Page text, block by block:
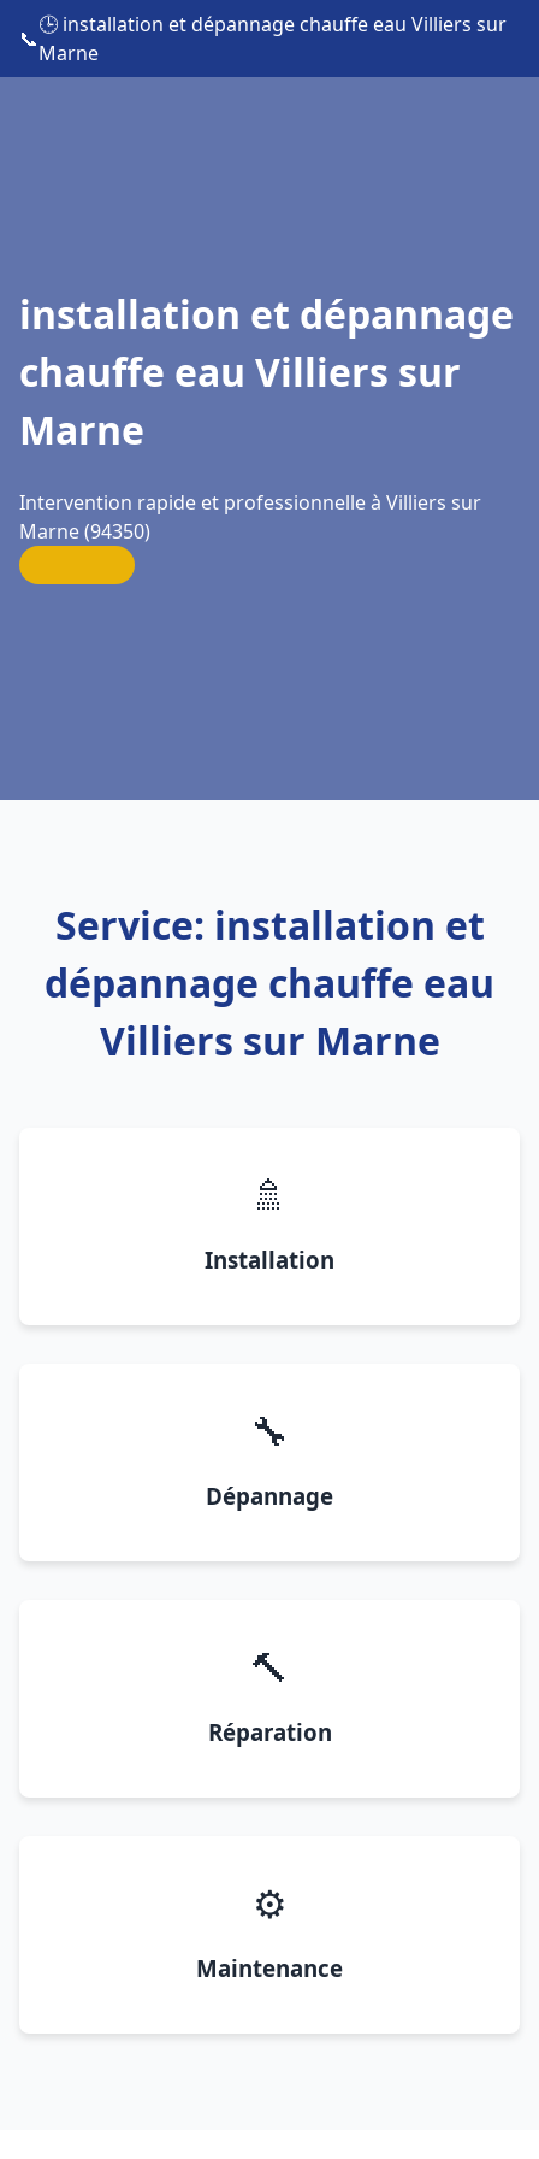
📞
🕒 installation et dépannage chauffe eau Villiers sur
Marne
installation et dépannage
chauffe eau Villiers sur
Marne
Intervention rapide et professionnelle à Villiers sur
Marne (94350)
Service: installation et
dépannage chauffe eau
Villiers sur Marne
🚿
Installation
🔧
Dépannage
🔨
Réparation
⚙️
Maintenance